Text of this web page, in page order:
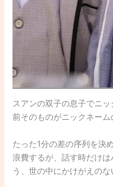
スアンの双子の息子でニ
前そのものがニックネーム
たった1分の差の序列を決
浪費するが、話す時だけ
う、世の中にかけがえのな